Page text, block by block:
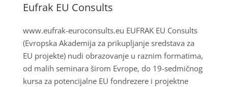
Eufrak EU Consults
www.eufrak-euroconsults.eu EUFRAK EU Consults
(Evropska Akademija za prikupljanje sredstava za
EU projekte) nudi obrazovanje u raznim formatima,
od malih seminara širom Evrope, do 19-sedmičnog
kursa za potencijalne EU fondrezere i projektne